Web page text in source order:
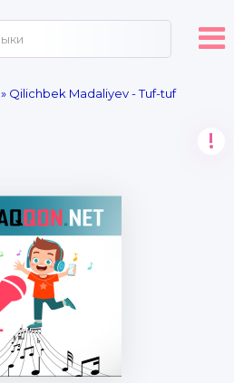
» Qilichbek Madaliyev - Tuf-tuf
!